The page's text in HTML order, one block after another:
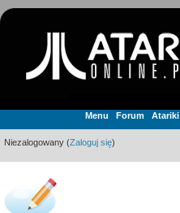
Menu Forum Atariki
Niezalogowany (Zaloguj się)